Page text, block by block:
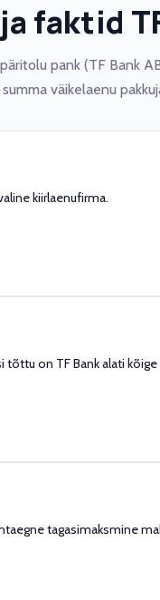
faktid
pank (TF Bank
väikelaenu
kiirlaenufirma.
tõttu on TF Bank alati kõige
tagasimaksmine